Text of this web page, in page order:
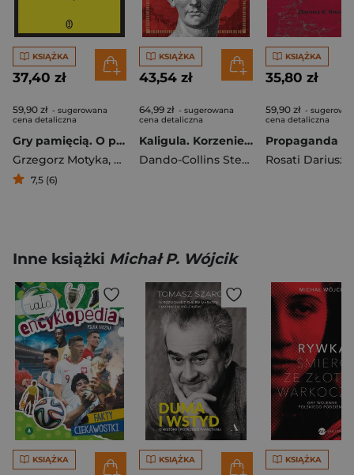
KSIĄŻKA
37,40 zł
59,90 zł - sugerowana
cena detaliczna
Gry pamięcią. O polityce historycznej, Polsce, Ukrainie i Rosji
Grzegorz Motyka, Andrzej Brzeziecki
7,5 (6)
KSIĄŻKA
43,54 zł
64,99 zł - sugerowana
cena detaliczna
Kaligula. Korzenie szaleństwa u władzy
Dando-Collins Stephen
KSIĄŻKA
35,80 zł
59,90 zł -
cena detaliczna
Rosati Dariusz
Inne książki Michał P. Wójcik
KSIĄŻKA KSIĄŻKA KSIĄŻKA